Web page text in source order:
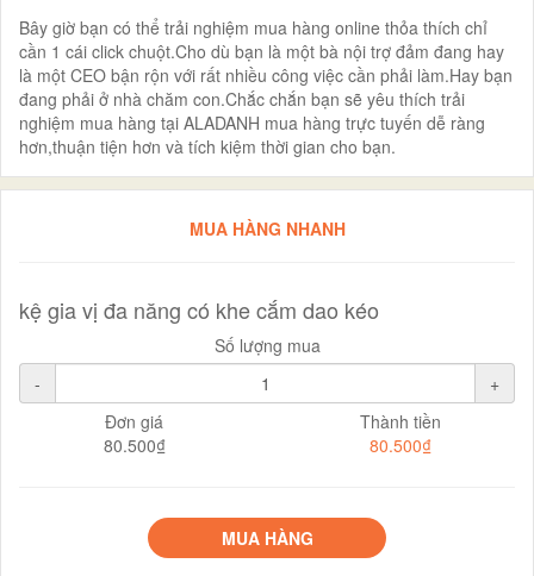
Bây giờ bạn có thể trải nghiệm mua hàng online thỏa thích chỉ
cần 1 cái click chuột.Cho dù bạn là một bà nội trợ đảm đang hay
là một CEO bận rộn với rất nhiều công việc cần phải làm.Hay bạn
đang phải ở nhà chăm con.Chắc chắn bạn sẽ yêu thích trải
nghiệm mua hàng tại ALADANH mua hàng trực tuyến dễ ràng
hơn,thuận tiện hơn và tích kiệm thời gian cho bạn.
MUA HÀNG NHANH
kệ gia vị đa năng có khe cắm dao kéo
Số lượng mua
-
+
Đơn giá
80.500₫
Thành tiền
80.500₫
MUA HÀNG